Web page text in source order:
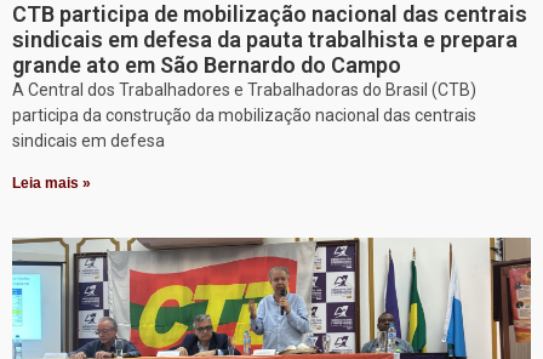
CTB participa de mobilização nacional das centrais
sindicais em defesa da pauta trabalhista e prepara
grande ato em São Bernardo do Campo
A Central dos Trabalhadores e Trabalhadoras do Brasil (CTB)
participa da construção da mobilização nacional das centrais
sindicais em defesa
Leia mais »